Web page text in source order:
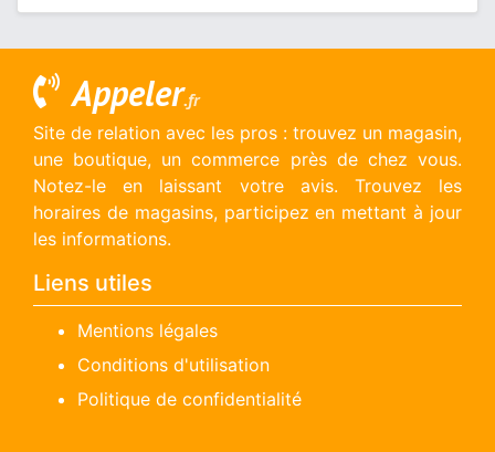
Appeler.fr
Site de relation avec les pros : trouvez un magasin,
une boutique, un commerce près de chez vous.
Notez-le en laissant votre avis. Trouvez les
horaires de magasins, participez en mettant à jour
les informations.
Liens utiles
Mentions légales
Conditions d'utilisation
Politique de confidentialité